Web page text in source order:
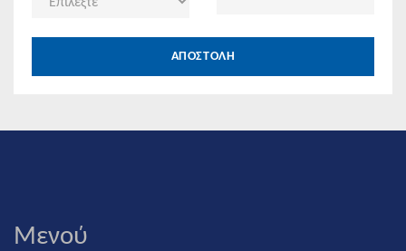
ΑΠΟΣΤΟΛΗ
Μενού